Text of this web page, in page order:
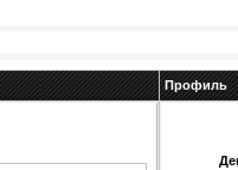
Профиль